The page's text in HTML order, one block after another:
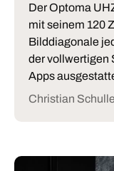
Der Optoma
mit seinem 120
Bilddiagonale
der vollwertigen
Apps
Christian